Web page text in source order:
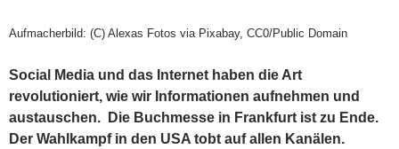
Aufmacherbild: (C) Alexas Fotos via Pixabay, CC0/Public Domain
Social Media und das Internet haben die Art
revolutioniert, wie wir Informationen aufnehmen und
austauschen. Die Buchmesse in Frankfurt ist zu Ende.
Der Wahlkampf in den USA tobt auf allen Kanälen.